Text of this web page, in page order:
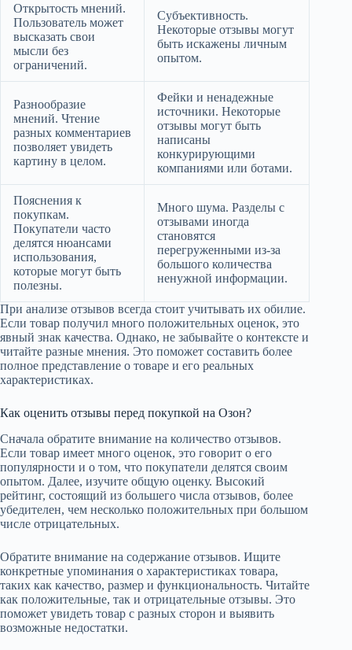
Открытость мнений.
Пользователь может
высказать свои
мысли без
ограничений.
Субъективность.
Некоторые отзывы могут
быть искажены личным
опытом.
Разнообразие
мнений. Чтение
разных комментариев
позволяет увидеть
картину в целом.
Фейки и ненадежные
источники. Некоторые
отзывы могут быть
написаны
конкурирующими
компаниями или ботами.
Пояснения к
покупкам.
Покупатели часто
делятся нюансами
использования,
которые могут быть
полезны.
Много шума. Разделы с
отзывами иногда
становятся
перегруженными из-за
большого количества
ненужной информации.
При анализе отзывов всегда стоит учитывать их обилие.
Если товар получил много положительных оценок, это
явный знак качества. Однако, не забывайте о контексте и
читайте разные мнения. Это поможет составить более
полное представление о товаре и его реальных
характеристиках.
Как оценить отзывы перед покупкой на Озон?
Сначала обратите внимание на количество отзывов.
Если товар имеет много оценок, это говорит о его
популярности и о том, что покупатели делятся своим
опытом. Далее, изучите общую оценку. Высокий
рейтинг, состоящий из большего числа отзывов, более
убедителен, чем несколько положительных при большом
числе отрицательных.
Обратите внимание на содержание отзывов. Ищите
конкретные упоминания о характеристиках товара,
таких как качество, размер и функциональность. Читайте
как положительные, так и отрицательные отзывы. Это
поможет увидеть товар с разных сторон и выявить
возможные недостатки.